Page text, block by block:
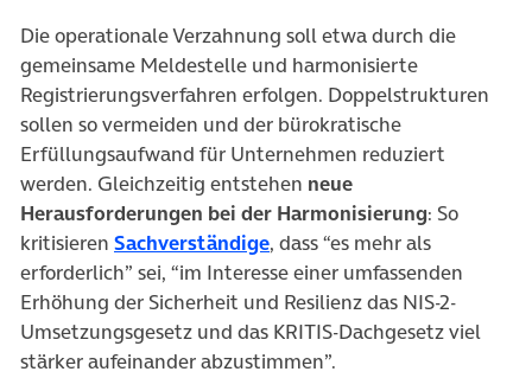
Die operationale Verzahnung soll etwa durch die
gemeinsame Meldestelle und harmonisierte
Registrierungsverfahren erfolgen. Doppelstrukturen
sollen so vermeiden und der bürokratische
Erfüllungsaufwand für Unternehmen reduziert
werden. Gleichzeitig entstehen neue
Herausforderungen bei der Harmonisierung: So
kritisieren Sachverständige(öffnet in neuem Tab)
, dass “es mehr als
erforderlich” sei, “im Interesse einer umfassenden
Erhöhung der Sicherheit und Resilienz das NIS-2-
Umsetzungsgesetz und das KRITIS-Dachgesetz viel
stärker aufeinander abzustimmen”.